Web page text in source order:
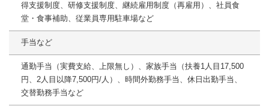
得支援制度、研修支援制度、継続雇用制度（再雇用）、社員食
堂・食事補助、従業員専用駐車場など
手当など
通勤手当（実費支給、上限無し）、家族手当（扶養1人目17,500
円、2人目以降7,500円/人）、時間外勤務手当、休日出勤手当、
交替勤務手当など